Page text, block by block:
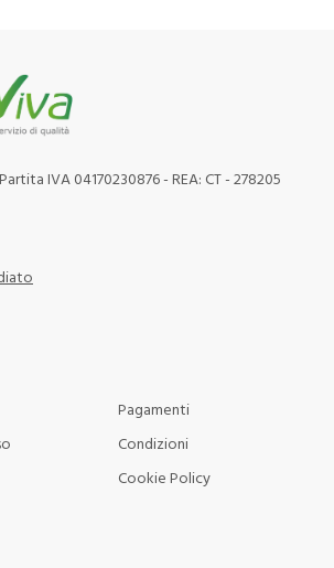
IVA 04170230876 - REA: CT - 278205
Pagamenti
Condizioni
Cookie Policy